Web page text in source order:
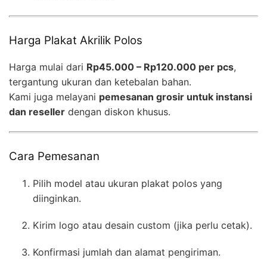
Harga Plakat Akrilik Polos
Harga mulai dari Rp45.000 – Rp120.000 per pcs,
tergantung ukuran dan ketebalan bahan.
Kami juga melayani pemesanan grosir untuk instansi
dan reseller dengan diskon khusus.
Cara Pemesanan
Pilih model atau ukuran plakat polos yang
diinginkan.
Kirim logo atau desain custom (jika perlu cetak).
Konfirmasi jumlah dan alamat pengiriman.